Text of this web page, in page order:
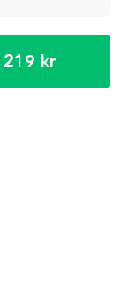
219 kr